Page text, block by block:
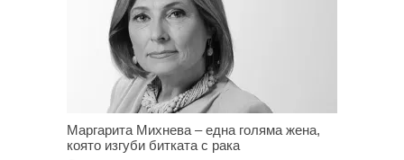
Маргарита Михнева – една голяма жена,
която изгуби битката с рака